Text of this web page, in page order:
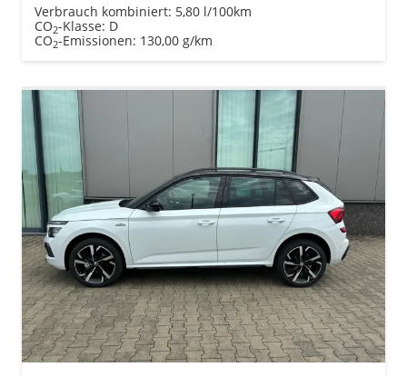
Verbrauch kombiniert: 5,80 l/100km
CO2-Klasse: D
CO2-Emissionen: 130,00 g/km